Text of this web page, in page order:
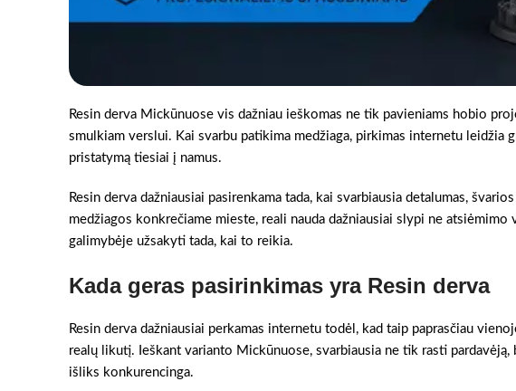
Resin derva Mickūnuose vis dažniau ieškomas ne tik pavieniams hobio
smulkiam verslui. Kai svarbu patikima medžiaga, pirkimas internetu leidžia
pristatymą tiesiai į namus.
Resin derva dažniausiai pasirenkama tada, kai svarbiausia detalumas,
medžiagos konkrečiame mieste, reali nauda dažniausiai slypi ne
galimybėje užsakyti tada, kai to reikia.
Kada geras pasirinkimas yra Resin derva
Resin derva dažniausiai perkamas internetu todėl, kad taip paprasčiau
realų likutį. Ieškant varianto Mickūnuose, svarbiausia ne tik rasti
išliks konkurencinga.